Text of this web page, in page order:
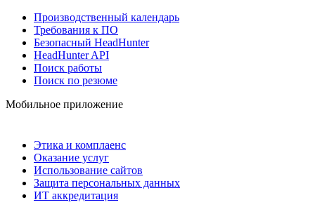
Производственный календарь
Требования к ПО
Безопасный HeadHunter
HeadHunter API
Поиск работы
Поиск по резюме
Мобильное приложение
Этика и комплаенс
Оказание услуг
Использование сайтов
Защита персональных данных
ИТ аккредитация